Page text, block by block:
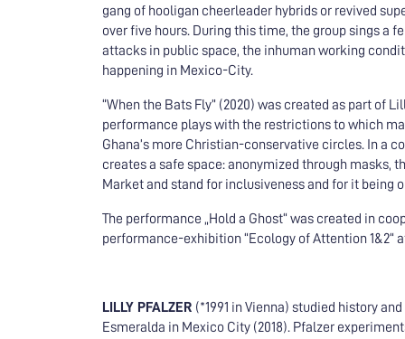
gang of hooligan cheerleader hybrids or revived
over five hours. During this time, the group sings
attacks in public space, the inhuman working
happening in Mexico-City.
“When the Bats Fly” (2020) was created as part of
performance plays with the restrictions to which
Ghana’s more Christian-conservative circles. In a
creates a safe space: anonymized through masks,
Market and stand for inclusiveness and for it being
The performance „Hold a Ghost“ was created in
performance-exhibition “Ecology of Attention 1&2“
LILLY PFALZER (*1991 in Vienna) studied history
Esmeralda in Mexico City (2018). Pfalzer